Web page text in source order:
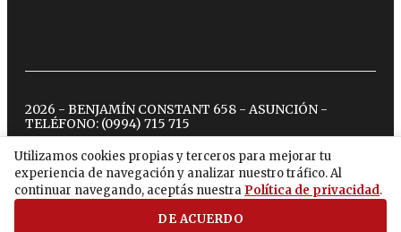
Utilizamos cookies propias y terceros para mejorar tu
experiencia de navegación y analizar nuestro tráfico. Al
continuar navegando, aceptás nuestra Política de privacidad.
DE ACUERDO
2026 - BENJAMÍN CONSTANT 658 - ASUNCIÓN -
TELÉFONO: (0994) 715 715
twitterinstagram
facebook
tiktokyoutubespotify